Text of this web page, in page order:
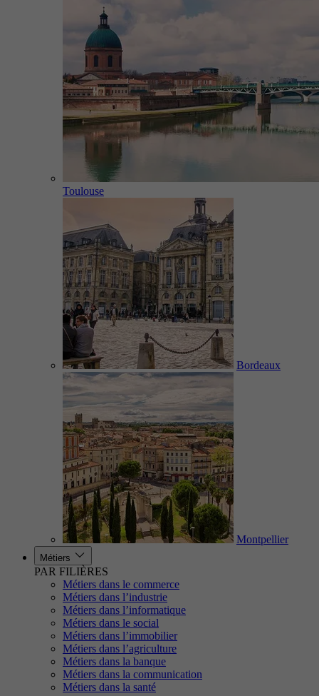
Toulouse
Bordeaux
Montpellier
Métiers
PAR FILIÈRES
Métiers dans le commerce
Métiers dans l’industrie
Métiers dans l’informatique
Métiers dans le social
Métiers dans l’immobilier
Métiers dans l’agriculture
Métiers dans la banque
Métiers dans la communication
Métiers dans la santé